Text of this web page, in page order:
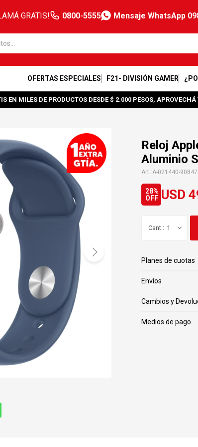
GRATIS! 0800-5555 Mensaje WhatsApp
OFERTAS ESPECIALES F21- DIVISIÓN GAMER
EN MILES DE PRODUCTOS DESDE $ 2.000 PESOS,
Reloj
Aluminio
A-021440-
USD
28
1
Planes de cuotas
Envíos
Cambios y
Medios de pago